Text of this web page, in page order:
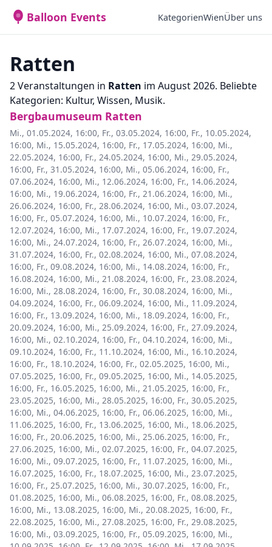
Balloon Events KategorienWienÜber uns
Ratten
2 Veranstaltungen in Ratten im August 2026. Beliebte
Kategorien: Kultur, Wissen, Musik.
Bergbaumuseum Ratten
Mi., 01.05.2024, 16:00, Fr., 03.05.2024, 16:00, Fr., 10.05.2024,
16:00, Mi., 15.05.2024, 16:00, Fr., 17.05.2024, 16:00, Mi.,
22.05.2024, 16:00, Fr., 24.05.2024, 16:00, Mi., 29.05.2024,
16:00, Fr., 31.05.2024, 16:00, Mi., 05.06.2024, 16:00, Fr.,
07.06.2024, 16:00, Mi., 12.06.2024, 16:00, Fr., 14.06.2024,
16:00, Mi., 19.06.2024, 16:00, Fr., 21.06.2024, 16:00, Mi.,
26.06.2024, 16:00, Fr., 28.06.2024, 16:00, Mi., 03.07.2024,
16:00, Fr., 05.07.2024, 16:00, Mi., 10.07.2024, 16:00, Fr.,
12.07.2024, 16:00, Mi., 17.07.2024, 16:00, Fr., 19.07.2024,
16:00, Mi., 24.07.2024, 16:00, Fr., 26.07.2024, 16:00, Mi.,
31.07.2024, 16:00, Fr., 02.08.2024, 16:00, Mi., 07.08.2024,
16:00, Fr., 09.08.2024, 16:00, Mi., 14.08.2024, 16:00, Fr.,
16.08.2024, 16:00, Mi., 21.08.2024, 16:00, Fr., 23.08.2024,
16:00, Mi., 28.08.2024, 16:00, Fr., 30.08.2024, 16:00, Mi.,
04.09.2024, 16:00, Fr., 06.09.2024, 16:00, Mi., 11.09.2024,
16:00, Fr., 13.09.2024, 16:00, Mi., 18.09.2024, 16:00, Fr.,
20.09.2024, 16:00, Mi., 25.09.2024, 16:00, Fr., 27.09.2024,
16:00, Mi., 02.10.2024, 16:00, Fr., 04.10.2024, 16:00, Mi.,
09.10.2024, 16:00, Fr., 11.10.2024, 16:00, Mi., 16.10.2024,
16:00, Fr., 18.10.2024, 16:00, Fr., 02.05.2025, 16:00, Mi.,
07.05.2025, 16:00, Fr., 09.05.2025, 16:00, Mi., 14.05.2025,
16:00, Fr., 16.05.2025, 16:00, Mi., 21.05.2025, 16:00, Fr.,
23.05.2025, 16:00, Mi., 28.05.2025, 16:00, Fr., 30.05.2025,
16:00, Mi., 04.06.2025, 16:00, Fr., 06.06.2025, 16:00, Mi.,
11.06.2025, 16:00, Fr., 13.06.2025, 16:00, Mi., 18.06.2025,
16:00, Fr., 20.06.2025, 16:00, Mi., 25.06.2025, 16:00, Fr.,
27.06.2025, 16:00, Mi., 02.07.2025, 16:00, Fr., 04.07.2025,
16:00, Mi., 09.07.2025, 16:00, Fr., 11.07.2025, 16:00, Mi.,
16.07.2025, 16:00, Fr., 18.07.2025, 16:00, Mi., 23.07.2025,
16:00, Fr., 25.07.2025, 16:00, Mi., 30.07.2025, 16:00, Fr.,
01.08.2025, 16:00, Mi., 06.08.2025, 16:00, Fr., 08.08.2025,
16:00, Mi., 13.08.2025, 16:00, Mi., 20.08.2025, 16:00, Fr.,
22.08.2025, 16:00, Mi., 27.08.2025, 16:00, Fr., 29.08.2025,
16:00, Mi., 03.09.2025, 16:00, Fr., 05.09.2025, 16:00, Mi.,